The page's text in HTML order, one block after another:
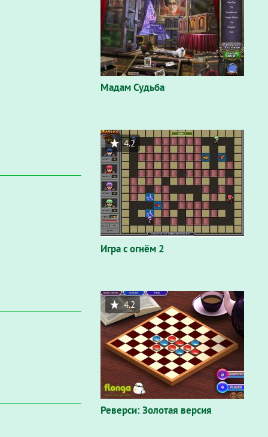
Мадам Судьба
Игра с огнём 2
4.2
Реверси: Золотая версия
4.2